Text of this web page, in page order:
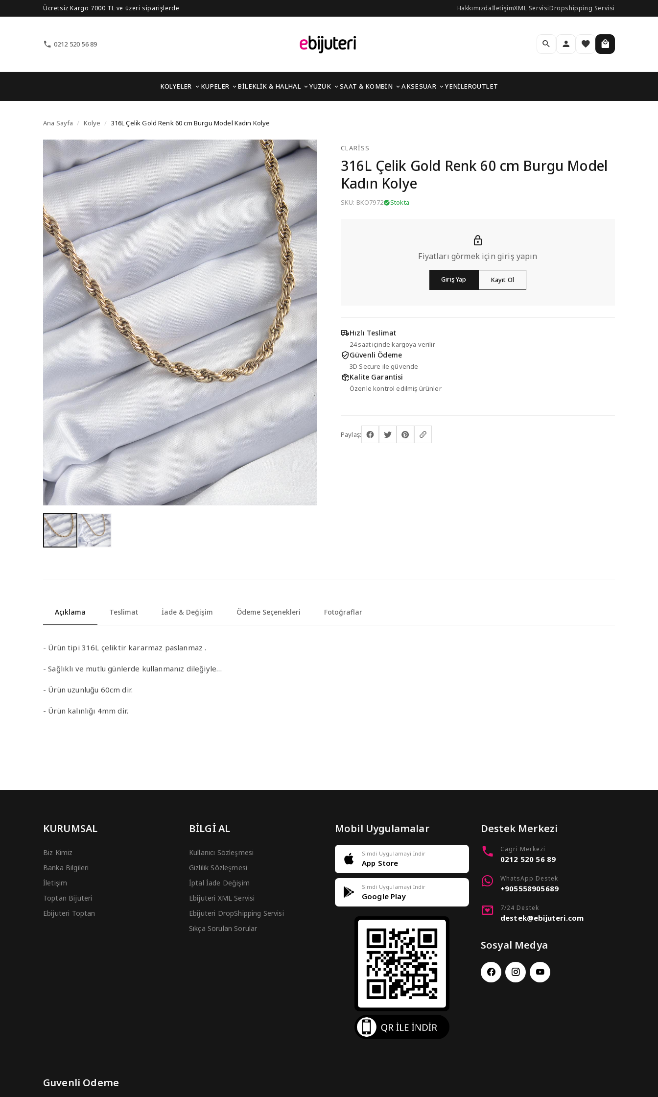
Ücretsiz Kargo 7000 TL ve üzeri siparişlerde HakkımızdaİletişimXML ServisiDropshipping Servisi
0212 520 56 89
KOLYELER KÜPELER BİLEKLİK & HALHAL YÜZÜK SAAT & KOMBİN AKSESUAR YENİLEROUTLET
316L Çelik Gold Renk 60 cm Burgu Model Kadın Kolye
Ana Sayfa / Kolye / 316L Çelik Gold Renk 60 cm Burgu Model Kadın Kolye
CLARISS
316L Çelik Gold Renk 60 cm Burgu Model
Kadın Kolye
SKU: BKO7972 Stokta
Fiyatları görmek için giriş yapın
Giriş Yap Kayıt Ol
Hızlı Teslimat
24 saat içinde kargoya verilir
Güvenli Ödeme
3D Secure ile güvende
Kalite Garantisi
Özenle kontrol edilmiş ürünler
Paylaş:
Açıklama Teslimat İade & Değişim Ödeme Seçenekleri Fotoğraflar
- Ürün tipi 316L çeliktir kararmaz paslanmaz .
- Sağlıklı ve mutlu günlerde kullanmanız dileğiyle…
- Ürün uzunluğu 60cm dir.
- Ürün kalınlığı 4mm dir.
KURUMSAL
Biz Kimiz
Banka Bilgileri
İletişim
Toptan Bijuteri
Ebijuteri Toptan
BİLGİ AL
Kullanıcı Sözleşmesi
Gizlilik Sözleşmesi
İptal İade Değişim
Ebijuteri XML Servisi
Ebijuteri DropShipping Servisi
Sıkça Sorulan Sorular
Mobil Uygulamalar
Simdi Uygulamayi Indir
App Store
Simdi Uygulamayi Indir
Google Play
Destek Merkezi
Cagri Merkezi
0212 520 56 89
WhatsApp Destek
+905558905689
7/24 Destek
destek@ebijuteri.com
Sosyal Medya
Guvenli Odeme